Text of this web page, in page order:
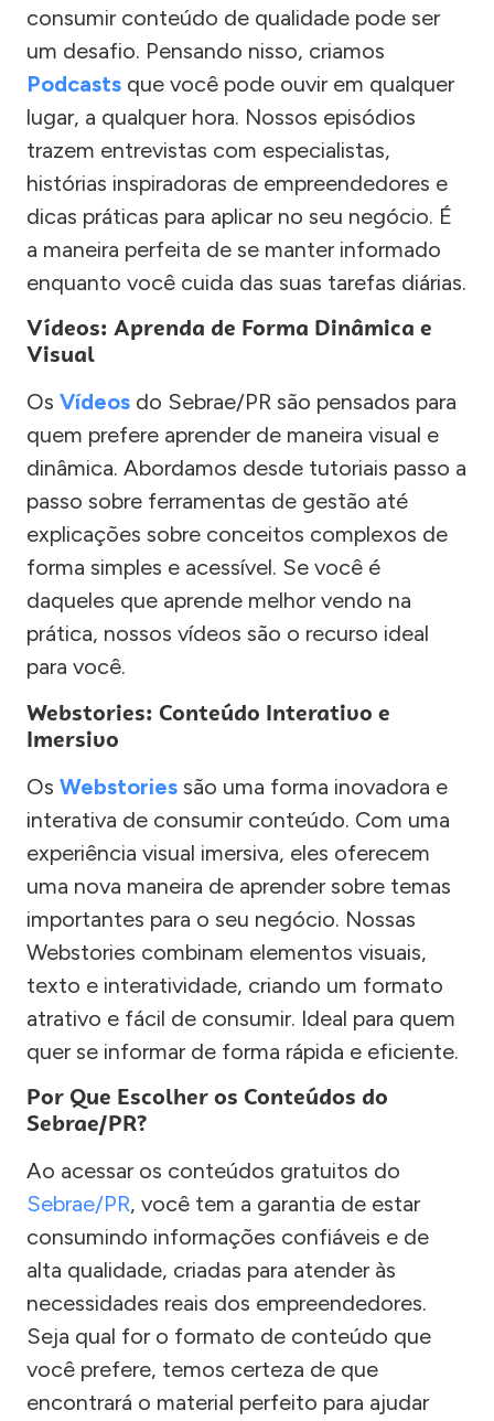
consumir conteúdo de qualidade pode ser
um desafio. Pensando nisso, criamos
Podcasts que você pode ouvir em qualquer
lugar, a qualquer hora. Nossos episódios
trazem entrevistas com especialistas,
histórias inspiradoras de empreendedores e
dicas práticas para aplicar no seu negócio. É
a maneira perfeita de se manter informado
enquanto você cuida das suas tarefas diárias.
Vídeos: Aprenda de Forma Dinâmica e
Visual
Os Vídeos do Sebrae/PR são pensados para
quem prefere aprender de maneira visual e
dinâmica. Abordamos desde tutoriais passo a
passo sobre ferramentas de gestão até
explicações sobre conceitos complexos de
forma simples e acessível. Se você é
daqueles que aprende melhor vendo na
prática, nossos vídeos são o recurso ideal
para você.
Webstories: Conteúdo Interativo e
Imersivo
Os Webstories são uma forma inovadora e
interativa de consumir conteúdo. Com uma
experiência visual imersiva, eles oferecem
uma nova maneira de aprender sobre temas
importantes para o seu negócio. Nossas
Webstories combinam elementos visuais,
texto e interatividade, criando um formato
atrativo e fácil de consumir. Ideal para quem
quer se informar de forma rápida e eficiente.
Por Que Escolher os Conteúdos do
Sebrae/PR?
Ao acessar os conteúdos gratuitos do
Sebrae/PR, você tem a garantia de estar
consumindo informações confiáveis e de
alta qualidade, criadas para atender às
necessidades reais dos empreendedores.
Seja qual for o formato de conteúdo que
você prefere, temos certeza de que
encontrará o material perfeito para ajudar